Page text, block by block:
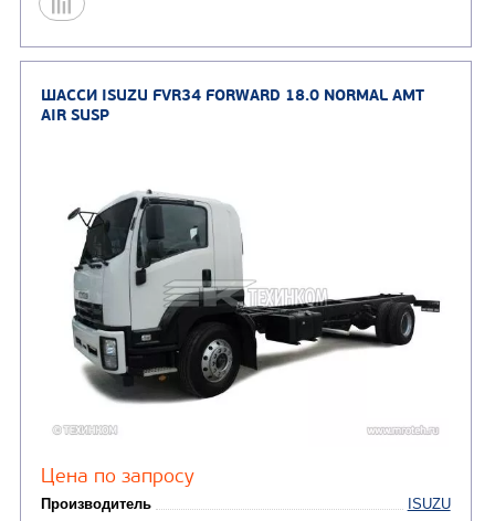
Производитель
Экологический класс
Колесная формула
Узнать цену
ШАССИ ISUZU FVR34 FORWARD